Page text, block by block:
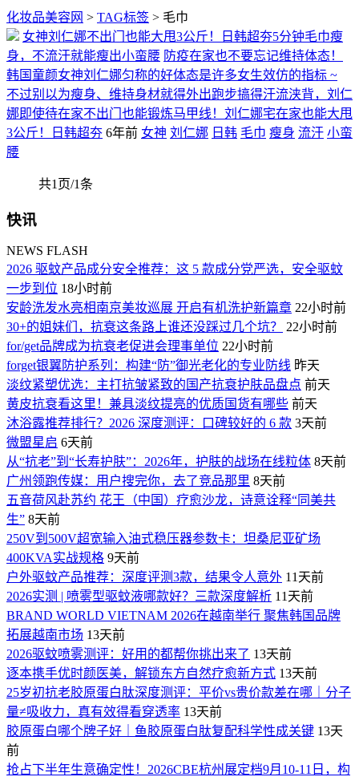
化妆品美容网 > TAG标签 > 毛巾
女神刘仁娜不出门也能大甩3公斤！日韩超夯5分钟毛巾瘦
身，不流汗就能瘦出小蛮腰 防疫在家也不要忘记维持体态！
韩国童颜女神刘仁娜匀称的好体态是许多女生效仿的指标 ~
不过别以为瘦身、维持身材就得外出跑步搞得汗流浃背，刘仁
娜即使待在家不出门也能锻炼马甲线！刘仁娜宅在家也能大甩
3公斤！日韩超夯 6年前 女神 刘仁娜 日韩 毛巾 瘦身 流汗 小蛮
腰
共1页/1条
快讯
NEWS FLASH
2026 驱蚊产品成分安全推荐：这 5 款成分党严选，安全驱蚊
一步到位 18小时前
安龄洗发水亮相南京美妆巡展 开启有机洗护新篇章 22小时前
30+的姐妹们，抗衰这条路上谁还没踩过几个坑？
22小时前
for/get品牌成为抗衰老促进会理事单位 22小时前
forget银翼防护系列：构建“防”御光老化的专业防线 昨天
淡纹紧塑优选：主打抗皱紧致的国产抗衰护肤品盘点 前天
黄皮抗衰看这里！兼具淡纹提亮的优质国货有哪些 前天
沐浴露推荐排行？2026 深度测评：口碑较好的 6 款 3天前
微盟星启 6天前
从“抗老”到“长寿护肤”：2026年，护肤的战场在线粒体 8天前
广州领跑传媒：用户搜完你，去了竞品那里 8天前
五音荷风赴苏约 花王（中国）疗愈沙龙，诗意诠释“同美共
生” 8天前
250V到500V超宽输入油式稳压器参数卡：坦桑尼亚矿场
400KVA实战规格 9天前
户外驱蚊产品推荐：深度评测3款，结果令人意外 11天前
2026实测 | 喷雾型驱蚊液哪款好？三款深度解析 11天前
BRAND WORLD VIETNAM 2026在越南举行 聚焦韩国品牌
拓展越南市场 13天前
2026驱蚊喷雾测评：好用的都帮你挑出来了 13天前
逐本携手优时颜医美，解锁东方自然疗愈新方式 13天前
25岁初抗老胶原蛋白肽深度测评：平价vs贵价款差在哪｜分子
量≠吸收力，真有效得看穿透率 13天前
胶原蛋白哪个牌子好｜鱼胶原蛋白肽复配科学性成关键 13天
前
抢占下半年生意确定性！2026CBE杭州展定档9月10-11日，构